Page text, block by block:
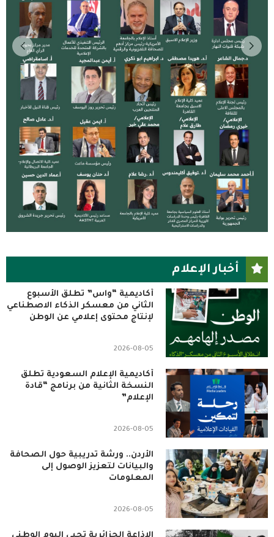
أخبار الإعلام
أكاديمية “واس” تطلق الأسبوع
الثاني من معسكر الذكاء الاصطناعي
لإنتاج محتوى إعلامي عن الوطن
2026-08-05
أكاديمية الإعلام السعودية تطلق
النسخة الثانية من برنامج “قادة
الإعلام”
2026-08-05
الأردن.. ورشة تدريبية حول الصحافة
والبيانات لتعزيز الوصول إلى
المعلومات
2026-08-05